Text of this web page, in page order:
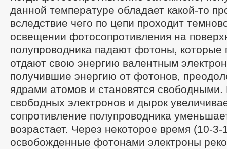
данной температуре обладает какой-то
вследствие чего по цепи проходит
освещении фотосопротивления на
полупроводника падают фотоны,
отдают свою энергию валентным
получившие энергию от фотонов,
ядрами атомов и становятся свободными.
свободных электронов и дырок
сопротивление полупроводника
возрастает. Через некоторое время (10-3-
освобожденные фотонами электроны